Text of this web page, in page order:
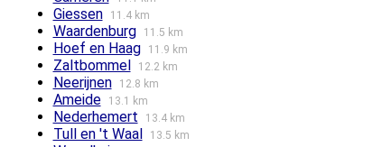
Giessen 11.4 km
Waardenburg 11.5 km
Hoef en Haag 11.9 km
Zaltbommel 12.2 km
Neerijnen 12.8 km
Ameide 13.1 km
Nederhemert 13.4 km
Tull en 't Waal 13.5 km